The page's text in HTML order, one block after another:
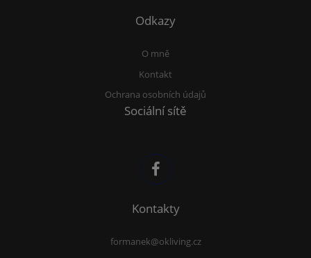
Odkazy
O mně
Kontakt
Ochrana osobních údajů
Sociální sítě
Kontakty
formanek@okliving.cz